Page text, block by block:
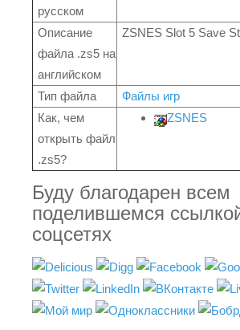
русском
Описание
файла .zs5 на
английском
ZSNES Slot 5 Save
Тип файла
Файлы игр
Как, чем
открыть файл
.zs5?
ZSNES
Буду благодарен всем
поделившемся
соцсетях